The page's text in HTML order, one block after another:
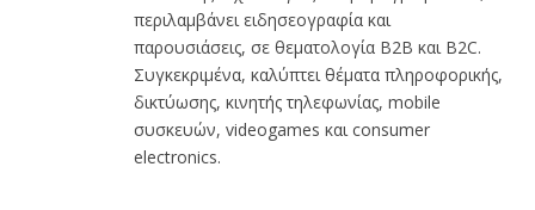
περιλαμβάνει ειδησεογραφία και
παρουσιάσεις, σε θεματολογία B2B και B2C.
Συγκεκριμένα, καλύπτει θέματα πληροφορικής,
δικτύωσης, κινητής τηλεφωνίας, mobile
συσκευών, videogames και consumer
electronics.